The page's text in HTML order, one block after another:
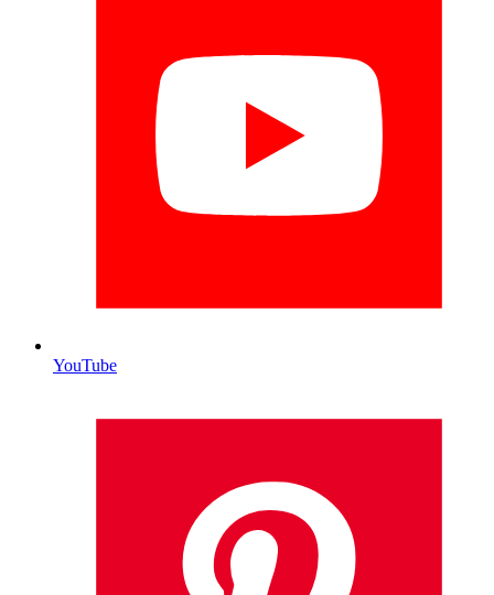
YouTube